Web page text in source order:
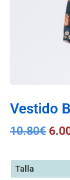
Vestido
10.80€
Talla